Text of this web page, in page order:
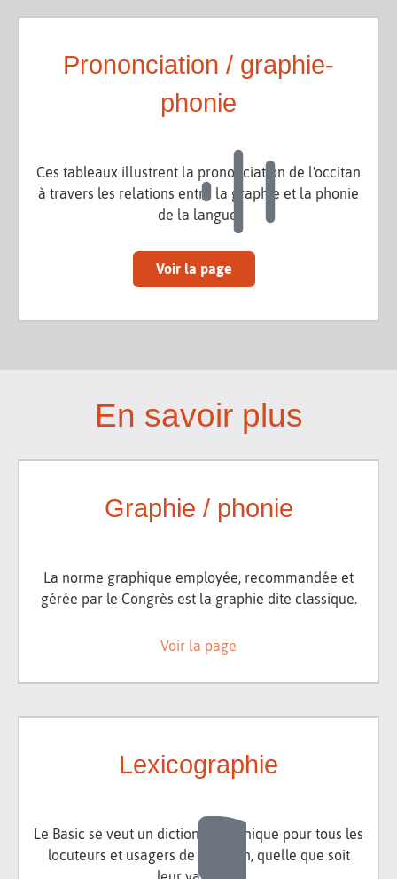
Prononciation / graphie-
phonie
Ces tableaux illustrent la prononciation de l'occitan
à travers les relations entre la graphie et la phonie
de la langue.
Voir la page
En savoir plus
Graphie / phonie
La norme graphique employée, recommandée et
gérée par le Congrès est la graphie dite classique.
Voir la page
Lexicographie
Le Basic se veut un dictionnaire unique pour tous les
locuteurs et usagers de l'occitan, quelle que soit